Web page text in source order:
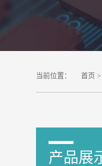
当前位置： 首页 >
产品展